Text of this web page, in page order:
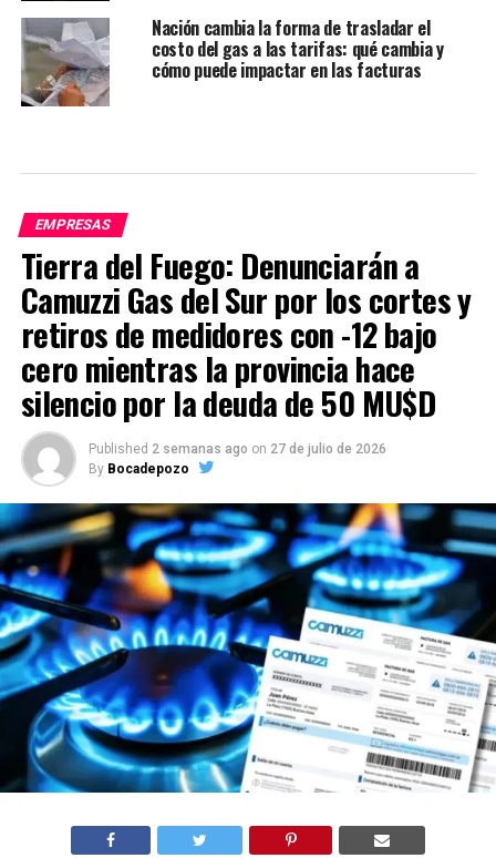
Nación cambia la forma de trasladar el
costo del gas a las tarifas: qué cambia y
cómo puede impactar en las facturas
EMPRESAS
Tierra del Fuego: Denunciarán a
Camuzzi Gas del Sur por los cortes y
retiros de medidores con -12 bajo
cero mientras la provincia hace
silencio por la deuda de 50 MU$D
Published 2 semanas ago on 27 de julio de 2026
By Bocadepozo